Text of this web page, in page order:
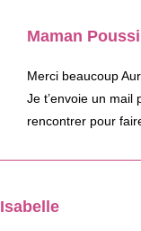
Maman
Merci beaucoup
Je t’envoie un mail
rencontrer pour
Isabelle